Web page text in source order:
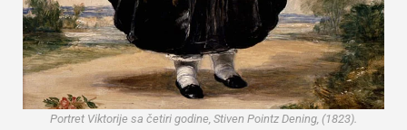
Portret Viktorije sa četiri godine, Stiven Pointz Dening, (1823).